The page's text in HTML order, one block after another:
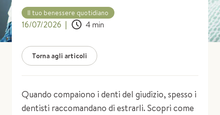
Il tuo benessere quotidiano
16/07/2026 | 4min
Torna agli articoli
Quando compaiono i denti del giudizio, spesso i
dentisti raccomandano di estrarli. Scopri come